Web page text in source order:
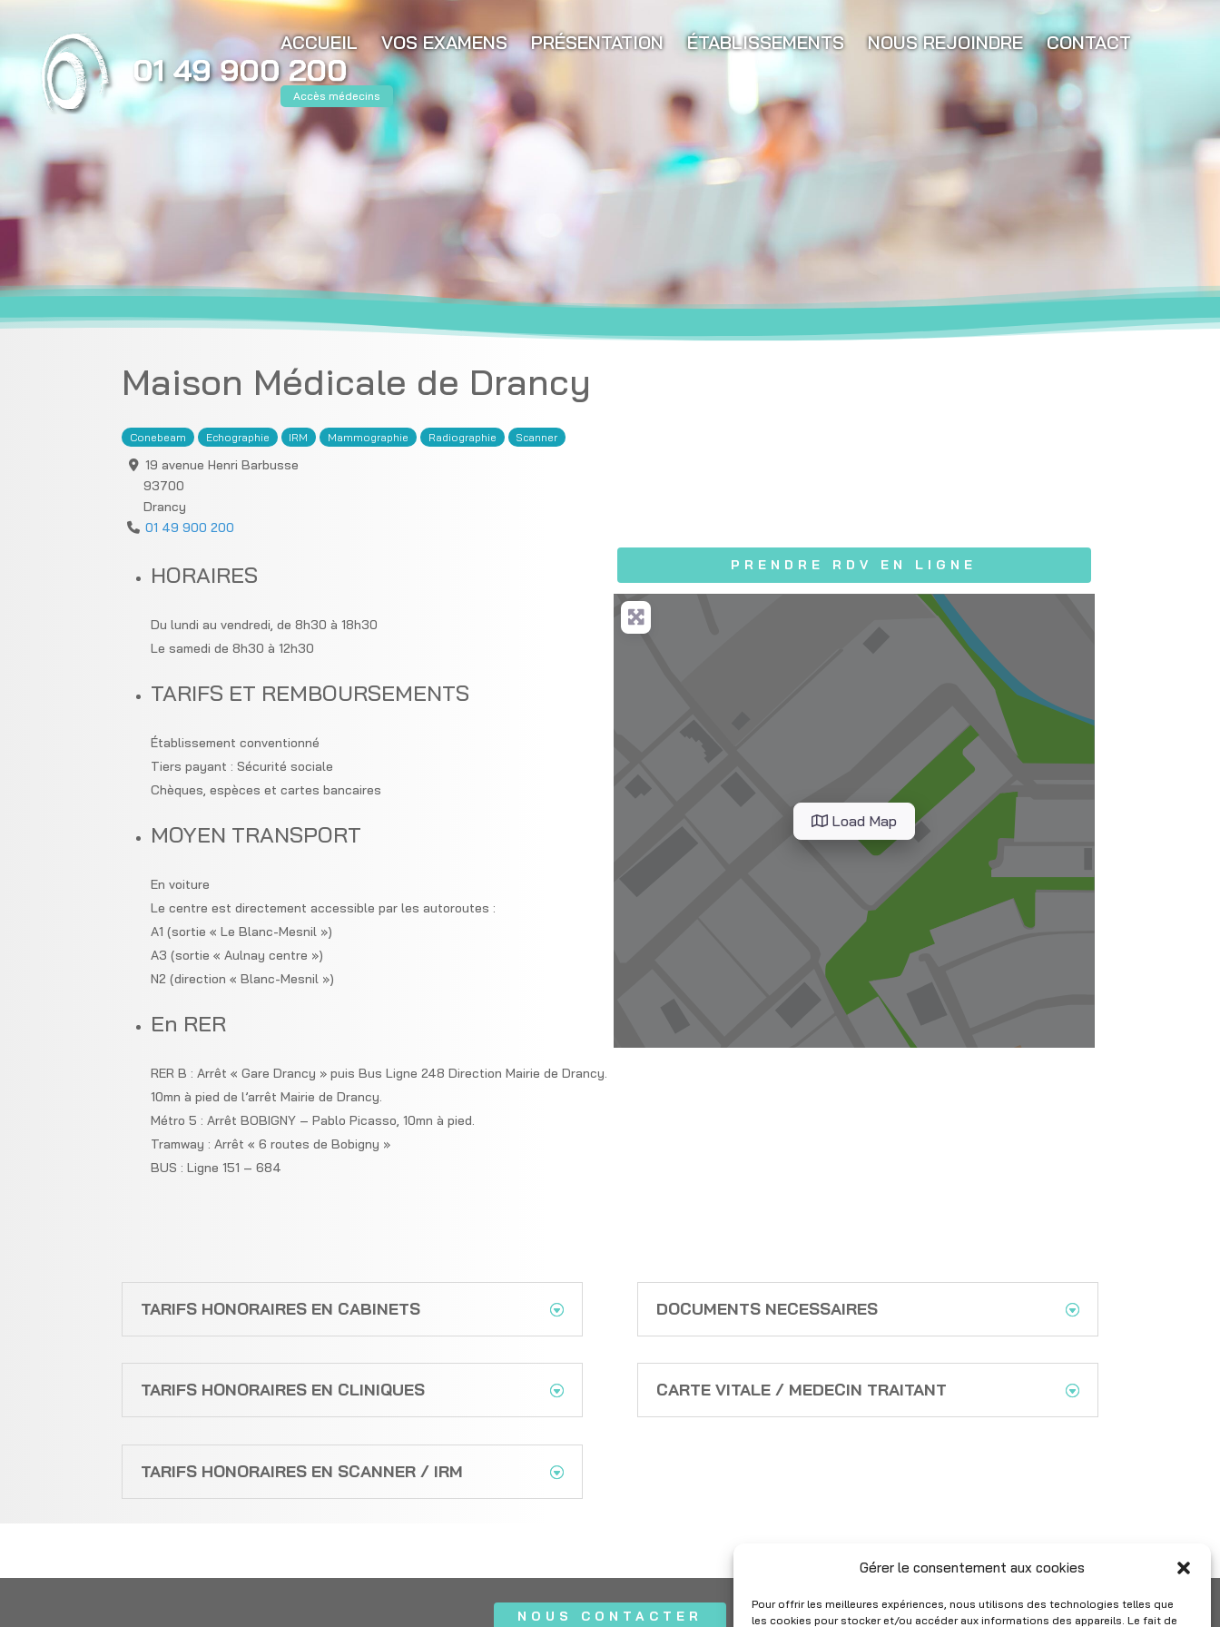
Gérer le consentement aux cookies
Pour offrir les meilleures expériences, nous utilisons des technologies telles que
les cookies pour stocker et/ou accéder aux informations des appareils. Le fait de
ACCUEIL VOS EXAMENS PRÉSENTATION ÉTABLISSEMENTS NOUS REJOINDRE CONTACT
Accès médecins
Maison Médicale de Drancy
Conebeam Echographie IRM Mammographie Radiographie Scanner
19 avenue Henri Barbusse
93700
Drancy
01 49 900 200
HORAIRES
Du lundi au vendredi, de 8h30 à 18h30
Le samedi de 8h30 à 12h30
TARIFS ET REMBOURSEMENTS
Établissement conventionné
Tiers payant : Sécurité sociale
Chèques, espèces et cartes bancaires
MOYEN TRANSPORT
En voiture
Le centre est directement accessible par les autoroutes :
A1 (sortie « Le Blanc-Mesnil »)
A3 (sortie « Aulnay centre »)
N2 (direction « Blanc-Mesnil »)
En RER
RER B : Arrêt « Gare Drancy » puis Bus Ligne 248 Direction Mairie de Drancy.
10mn à pied de l’arrêt Mairie de Drancy.
Métro 5 : Arrêt BOBIGNY – Pablo Picasso, 10mn à pied.
Tramway : Arrêt « 6 routes de Bobigny »
BUS : Ligne 151 – 684
PRENDRE RDV EN LIGNE
Load Map
TARIFS HONORAIRES EN CABINETS
TARIFS HONORAIRES EN CLINIQUES
TARIFS HONORAIRES EN SCANNER / IRM
DOCUMENTS NECESSAIRES
CARTE VITALE / MEDECIN TRAITANT
NOUS CONTACTER